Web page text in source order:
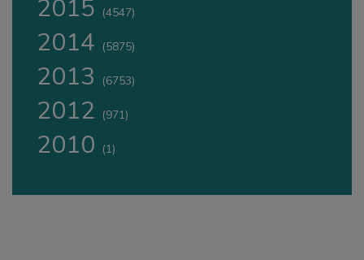
2015 (4547)
2014 (5875)
2013 (6753)
2012 (971)
2010 (1)